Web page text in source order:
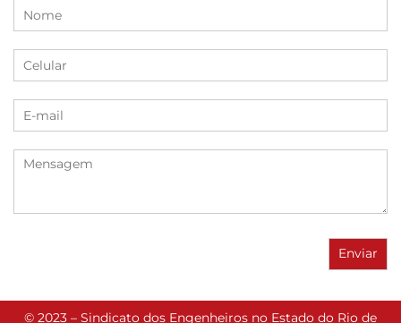
© 2023 – Sindicato dos Engenheiros no Estado do Rio de